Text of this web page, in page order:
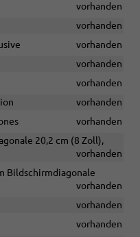
vorhanden
vorhanden
vorhanden
vorhanden
vorhanden
vorhanden
vorhanden
20,2 cm (8 Zoll),
vorhanden
Bildschirmdiagonale
vorhanden
vorhanden
vorhanden